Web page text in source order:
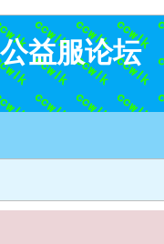
益服论坛